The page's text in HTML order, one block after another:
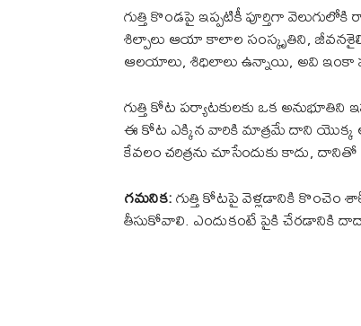
గుత్తి కొండపై ఇప్పటికీ పూర్తిగా
శిల్పాలు ఆయా కాలాల సంస్కృతిని,
ఆలయాలు, శిధిలాలు ఉన్నాయి, అవి ఇంకా
గుత్తి కోట పర్యాటకులకు ఒక అనుభూతిని
ఈ కోట ఎక్కిన వారికి మాత్రమే దాని యొక్క
కేవలం చరిత్రను చూసేందుకు కాదు,
గమనిక:గుత్తి కోటపై వెళ్లడానికి కొంచెం
తీసుకోవాలి. ఎందుకంటే పైకి చేరడానికి